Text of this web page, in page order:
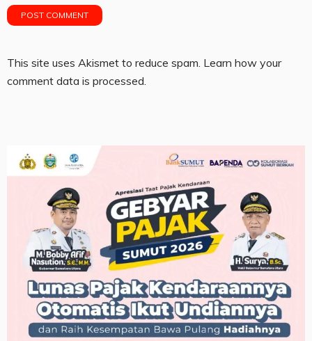
This site uses Akismet to reduce spam. Learn how your
comment data is processed.